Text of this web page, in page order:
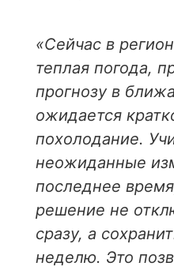
«Сейчас в
теплая погода,
прогнозу в
ожидается
похолодание.
неожиданные
последнее
решение не
сразу, а
неделю. Это